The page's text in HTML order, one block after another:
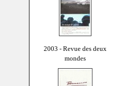
2003 - Revue des deux
mondes